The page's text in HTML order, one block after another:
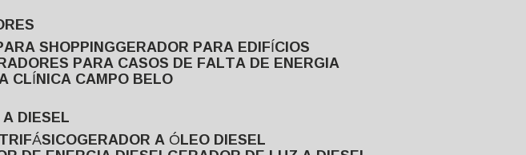
SHOPPING GERADOR PARA EDIFÍCIOS
PARA CASOS DE FALTA DE ENERGIA
CLÍNICA CAMPO BELO
A DIESEL
GERADOR A ÓLEO DIESEL